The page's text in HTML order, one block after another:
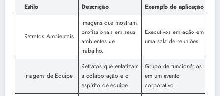
Estilo Descrição Exemplo de aplicação
Retratos Ambientais
Imagens que mostram
profissionais em seus
ambientes de
trabalho.
Executivos em ação em
uma sala de reuniões.
Imagens de Equipe
Retratos que enfatizam
a colaboração e o
espírito de equipe.
Grupo de funcionários
em um evento
corporativo.